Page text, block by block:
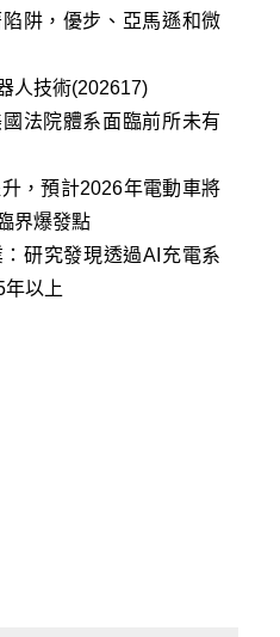
阱，優步、亞馬遜和微
人技術(202617)
法院體系面臨前所未有
，預計2026年電動車將
界爆發點
研究發現透過AI充電系
以上